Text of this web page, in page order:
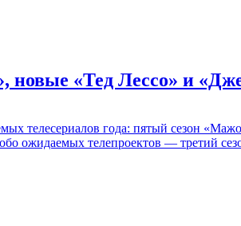
новые «Тед Лессо» и
телесериалов года: пятый сезон
ожидаемых телепроектов — третий